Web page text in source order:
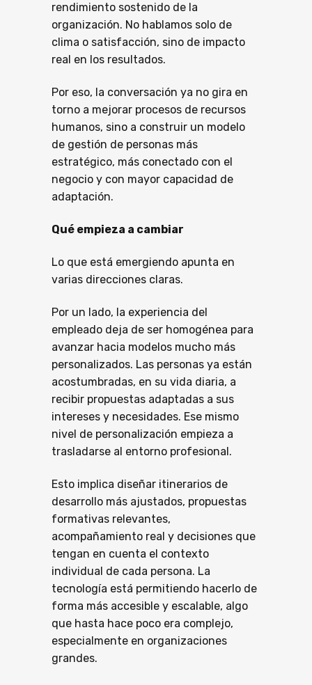
rendimiento sostenido de la
organización. No hablamos solo de
clima o satisfacción, sino de impacto
real en los resultados.
Por eso, la conversación ya no gira en
torno a mejorar procesos de recursos
humanos, sino a construir un modelo
de gestión de personas más
estratégico, más conectado con el
negocio y con mayor capacidad de
adaptación.
Qué empieza a cambiar
Lo que está emergiendo apunta en
varias direcciones claras.
Por un lado, la experiencia del
empleado deja de ser homogénea para
avanzar hacia modelos mucho más
personalizados. Las personas ya están
acostumbradas, en su vida diaria, a
recibir propuestas adaptadas a sus
intereses y necesidades. Ese mismo
nivel de personalización empieza a
trasladarse al entorno profesional.
Esto implica diseñar itinerarios de
desarrollo más ajustados, propuestas
formativas relevantes,
acompañamiento real y decisiones que
tengan en cuenta el contexto
individual de cada persona. La
tecnología está permitiendo hacerlo de
forma más accesible y escalable, algo
que hasta hace poco era complejo,
especialmente en organizaciones
grandes.